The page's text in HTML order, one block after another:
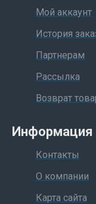
Мой аккаунт
История
Партнерам
Рассылка
Возврат
Информация
Контакты
О компании
Карта сайта